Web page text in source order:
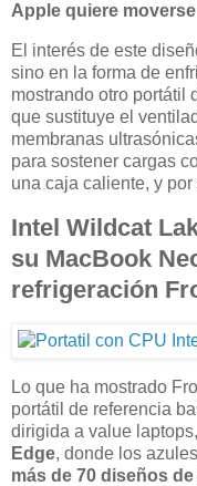
Apple quiere
El interés de este
sino en la forma de
mostrando otro portátil
que sustituye el
membranas
para sostener cargas
una caja caliente, y por
Intel Wildcat
su MacBook
refrigeración
Lo que ha mostrado
portátil de referencia
dirigida a value laptops,
Edge, donde los
más de 70 diseños